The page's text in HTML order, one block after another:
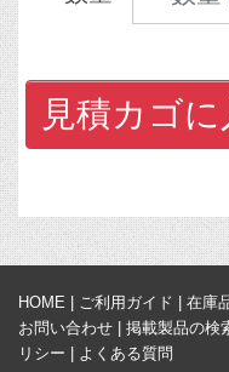
見積カゴに
HOME | ご利用ガイド | 在庫
お問い合わせ | 掲載製品の検
リシー | よくある質問